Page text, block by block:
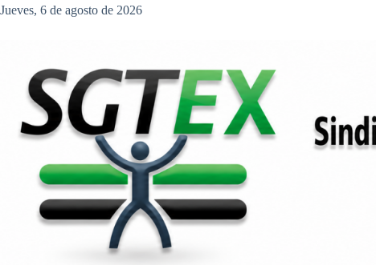
Saltar
Jueves, 6 de agosto de 2026